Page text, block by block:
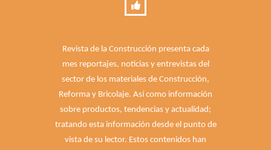
Revista de la Construcción presenta cada
mes reportajes, noticias y entrevistas del
sector de los materiales de Construcción,
Reforma y Bricolaje. Así como información
sobre productos, tendencias y actualidad;
tratando esta información desde el punto de
vista de su lector. Estos contenidos han